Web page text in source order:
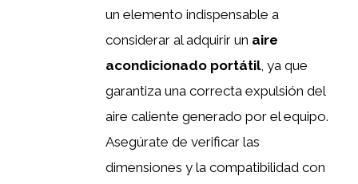
un elemento indispensable a
considerar al adquirir un aire
acondicionado portátil, ya que
garantiza una correcta expulsión del
aire caliente generado por el equipo.
Asegúrate de verificar las
dimensiones y la compatibilidad con